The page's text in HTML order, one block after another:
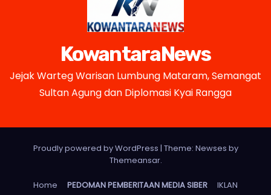
KowantaraNews
Jejak Warteg Warisan Lumbung Mataram, Semangat
Sultan Agung dan Diplomasi Kyai Rangga
Proudly powered by WordPress | Theme: Newses by
Themeansar.
Home PEDOMAN PEMBERITAAN MEDIA SIBER IKLAN